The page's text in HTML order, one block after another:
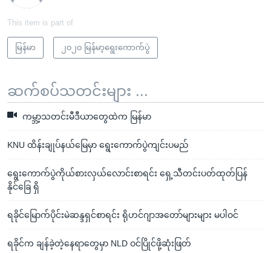
This item is part of
မြန်မာ ၂၀၂၀ မြန်မာ့ရွေးကောက်ပွဲ
ဆက်စပ်သတင်းများ ...
ကမ္ဘာ့သတင်းမီဒီယာတွေထဲက မြန်မာ
KNU ထိန်းချုပ်နယ်မြေမှာ ရွေးကောက်ပွဲကျင်းပမည်
ရွေးကောက်ပွဲကိုယ်စားလှယ်လောင်းစာရင်း ရှေ့သီတင်းပတ်ထုတ်ပြန်
နိုင်ခြေ ရှိ
ရခိုင်မြောက်ပိုင်းမဲဆန္ဒရှင်စာရင်း ရိုဟင်ဂျာအတော်များများ မပါဝင်
ရခိုင်က ချန်ခဲ့တဲ့နေရာတွေမှာ NLD ဝင်ပြိုင်ဖို့ဆုံးဖြတ်